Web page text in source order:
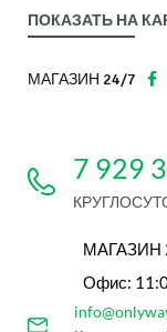
ПОКАЗАТЬ НА
МАГАЗИН 24/7
7 929
МАГАЗИН
Офис: